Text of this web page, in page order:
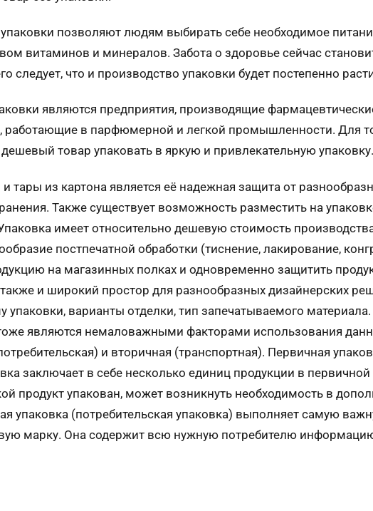
позволяют людям выбирать себе необходимое
витаминов и минералов. Забота о здоровье сейчас
следует, что и производство упаковки будет постепенно
являются предприятия, производящие
работающие в парфюмерной и легкой промышленности. Для
товар упаковать в яркую и привлекательную упаковку.
тары из картона является её надежная защита от
Также существует возможность разместить на
имеет относительно дешевую стоимость
постпечатной обработки (тиснение, лакирование,
на магазинных полках и одновременно защитить
и широкий простор для разнообразных дизайнерских
варианты отделки, тип запечатываемого
являются немаловажными факторами использования
и вторичная (транспортная). Первичная
заключает в себе несколько единиц продукции в
продукт упакован, может возникнуть необходимость в
упаковка (потребительская упаковка) выполняет самую
марку. Она содержит всю нужную потребителю